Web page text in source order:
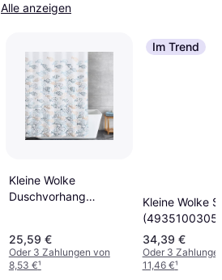
Alle anzeigen
Kleine Wolke
Duschvorhang
25,59 €
Oder 3 Zahlungen von
8,53 €¹
Im Trend
Kleine Wolke
(4935100305)
34,39 €
Oder 3
11,46 €¹